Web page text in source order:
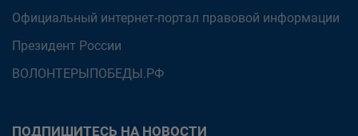
Официальный интернет-портал правовой информации
Президент России
ВОЛОНТЕРЫПОБЕДЫ.РФ
ПОДПИШИТЕСЬ НА НОВОСТИ